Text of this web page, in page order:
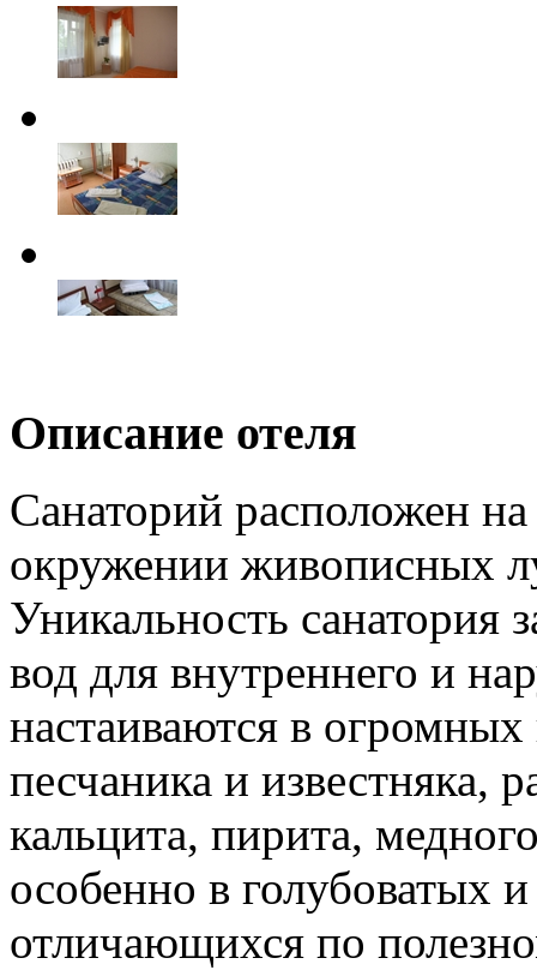
Описание отеля
Санаторий расположен
окружении живописных
Уникальность санатория
вод для внутреннего и
настаиваются в огромных
песчаника и известняка,
кальцита, пирита,
особенно в голубоватых
отличающихся по